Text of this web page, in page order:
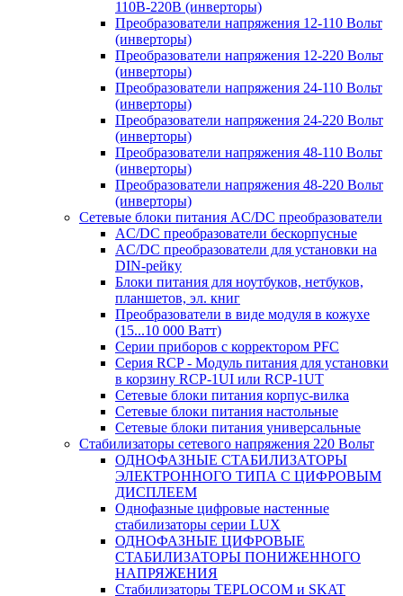
110В-220В (инверторы)
Преобразователи напряжения 12-110 Вольт
(инверторы)
Преобразователи напряжения 12-220 Вольт
(инверторы)
Преобразователи напряжения 24-110 Вольт
(инверторы)
Преобразователи напряжения 24-220 Вольт
(инверторы)
Преобразователи напряжения 48-110 Вольт
(инверторы)
Преобразователи напряжения 48-220 Вольт
(инверторы)
Сетевые блоки питания AC/DC преобразователи
AC/DC преобразователи бескорпусные
AC/DC преобразователи для установки на
DIN-рейку
Блоки питания для ноутбуков, нетбуков,
планшетов, эл. книг
Преобразователи в виде модуля в кожухе
(15...10 000 Ватт)
Серии приборов с корректором PFC
Серия RCP - Модуль питания для установки
в корзину RCP-1UI или RCP-1UT
Сетевые блоки питания корпус-вилка
Сетевые блоки питания настольные
Сетевые блоки питания универсальные
Стабилизаторы сетевого напряжения 220 Вольт
ОДНОФАЗНЫЕ СТАБИЛИЗАТОРЫ
ЭЛЕКТРОННОГО ТИПА С ЦИФРОВЫМ
ДИСПЛЕЕМ
Однофазные цифровые настенные
стабилизаторы серии LUX
ОДНОФАЗНЫЕ ЦИФРОВЫЕ
СТАБИЛИЗАТОРЫ ПОНИЖЕННОГО
НАПРЯЖЕНИЯ
Стабилизаторы TEPLOCOM и SKAT